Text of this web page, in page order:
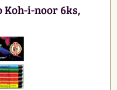
Koh-i-noor 6ks,